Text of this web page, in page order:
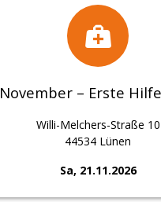
November – Erste
Willi-Melchers-Straße 10
44534 Lünen
Sa, 21.11.2026